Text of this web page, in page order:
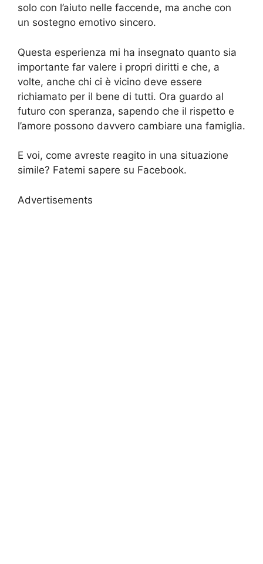
solo con l’aiuto nelle faccende, ma anche con
un sostegno emotivo sincero.
Questa esperienza mi ha insegnato quanto sia
importante far valere i propri diritti e che, a
volte, anche chi ci è vicino deve essere
richiamato per il bene di tutti. Ora guardo al
futuro con speranza, sapendo che il rispetto e
l’amore possono davvero cambiare una famiglia.
E voi, come avreste reagito in una situazione
simile? Fatemi sapere su Facebook.
Advertisements